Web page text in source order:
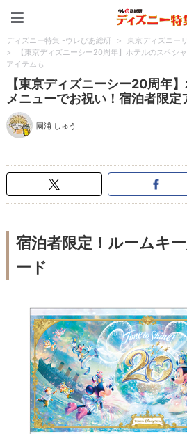
ディズニー特集 -ウレぴあ総研 > 東京ディズニー
>
【東京ディズニーシー20周年】ホテルのスペシ
アイテムも
【東京ディズニーシー20周年
メニューでお祝い！宿泊者限定
園浦 しゅう
宿泊者限定！ルームキ
ード